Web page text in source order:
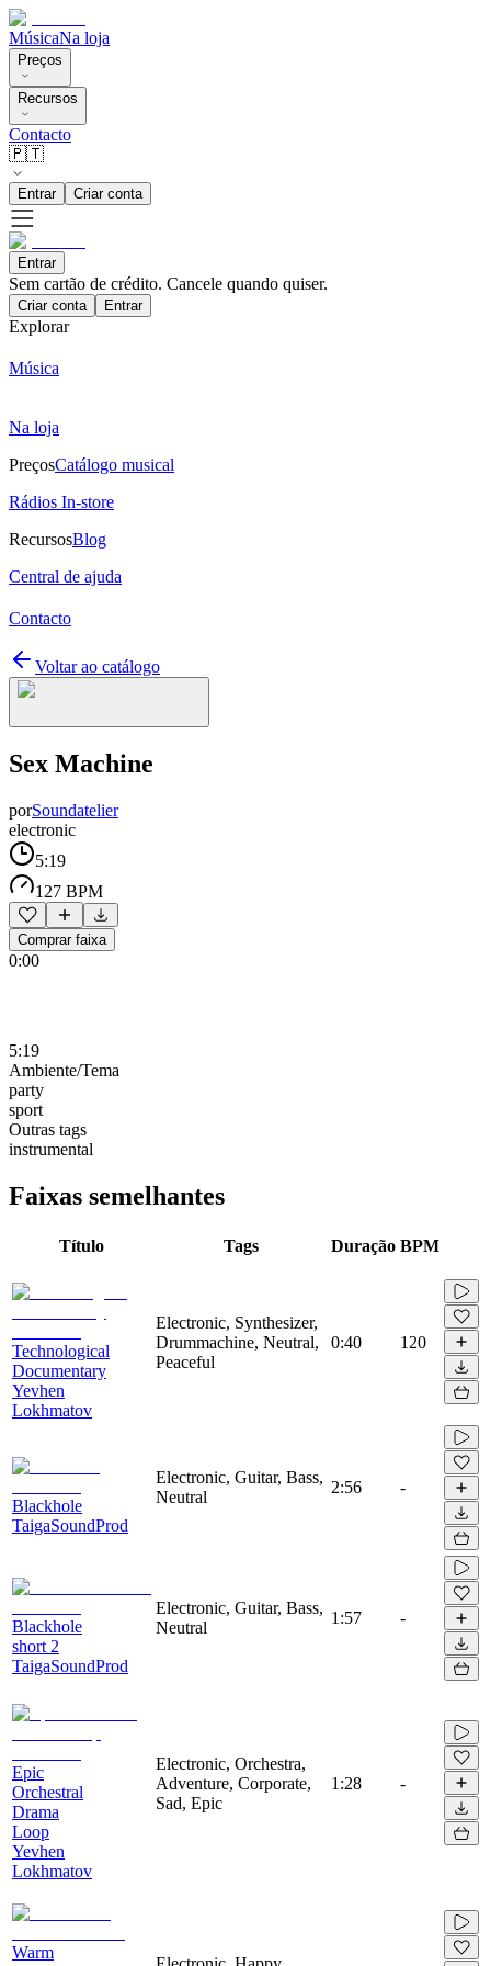
MúsicaNa loja
Preços
Recursos
Contacto
🇵🇹
Entrar Criar conta
Entrar
Sem cartão de crédito. Cancele quando quiser.
Criar conta Entrar
Explorar
Música
Na loja
PreçosCatálogo musical
Rádios In-store
RecursosBlog
Central de ajuda
Contacto
Voltar ao catálogo
Sex Machine
porSoundatelier
electronic
5:19
127 BPM
Comprar faixa
0:00
5:19
Ambiente/Tema
party
sport
Outras tags
instrumental
Faixas semelhantes
Título Tags Duração BPM
Technological
Documentary
Yevhen
Lokhmatov
Electronic, Synthesizer,
Drummachine, Neutral,
Peaceful
0:40 120
Blackhole
TaigaSoundProd
Electronic, Guitar, Bass,
Neutral
2:56 -
Blackhole
short 2
TaigaSoundProd
Electronic, Guitar, Bass,
Neutral
1:57 -
Epic
Orchestral
Drama
Loop
Yevhen
Lokhmatov
Electronic, Orchestra,
Adventure, Corporate,
Sad, Epic
1:28 -
Warm